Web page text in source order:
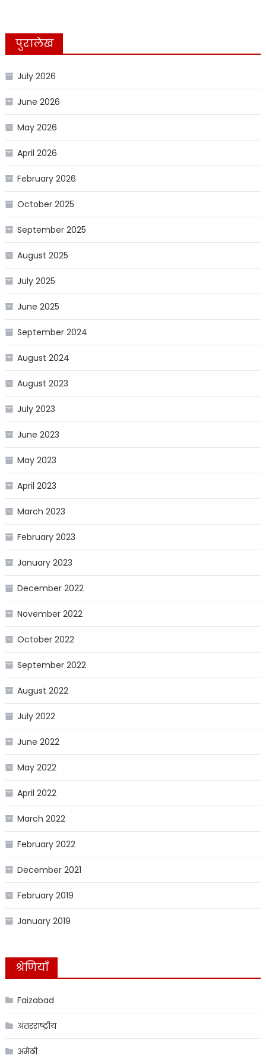
पुरालेख
July 2026
June 2026
May 2026
April 2026
February 2026
October 2025
September 2025
August 2025
July 2025
June 2025
September 2024
August 2024
August 2023
July 2023
June 2023
May 2023
April 2023
March 2023
February 2023
January 2023
December 2022
November 2022
October 2022
September 2022
August 2022
July 2022
June 2022
May 2022
April 2022
March 2022
February 2022
December 2021
February 2019
January 2019
श्रेणियाँ
Faizabad
अंतरराष्ट्रीय
अमेठी